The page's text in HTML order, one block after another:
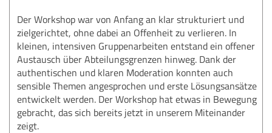
Der Workshop war von Anfang an klar strukturiert und
zielgerichtet, ohne dabei an Offenheit zu verlieren. In
kleinen, intensiven Gruppenarbeiten entstand ein offener
Austausch über Abteilungsgrenzen hinweg. Dank der
authentischen und klaren Moderation konnten auch
sensible Themen angesprochen und erste Lösungsansätze
entwickelt werden. Der Workshop hat etwas in Bewegung
gebracht, das sich bereits jetzt in unserem Miteinander
zeigt.